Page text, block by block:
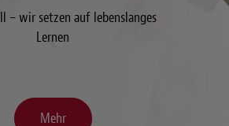
– wir setzen auf lebenslanges
Lernen
Mehr